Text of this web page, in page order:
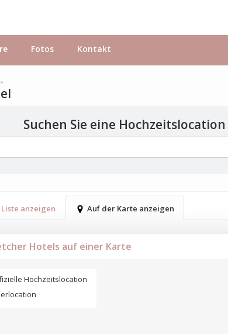
Fotos Kontakt
Suchen Sie eine Hochzeitslocation
Liste anzeigen Auf der Karte anzeigen
Hotels auf einer Karte
Hochzeitslocation